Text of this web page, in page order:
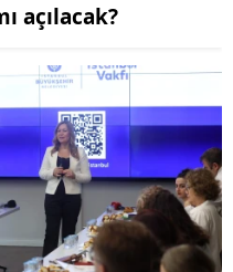
açılacak?